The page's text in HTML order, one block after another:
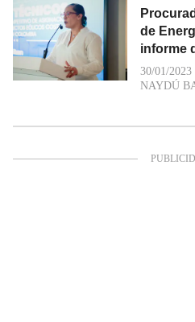
de
informe
30/01/
NAYDÚ